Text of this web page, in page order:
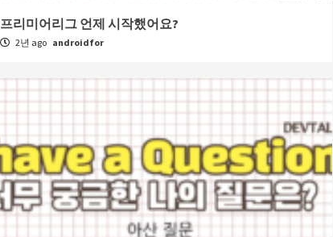
프리미어리그 언제 시작했어요?
2년 ago androidfor